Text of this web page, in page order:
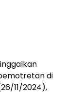
di
11/2024),